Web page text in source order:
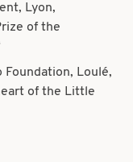
Lyon,
of the
Foundation, Loulé,
of the Little